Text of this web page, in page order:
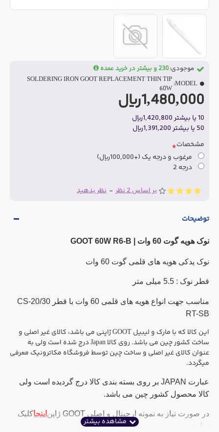
بر اساس 2 نظر - نظر بدهید
1,480,000ریال
10 یا بیشتر 1,420,800ریال
50 یا بیشتر 1,391,200ریال
موجودی: 230 و بیشتر در خرید عمده
MODEL:
SOLDERING IRON GOOT REPLACEMENT THIN TIP
60W
مشخصات
مرغوب و درجه یک (+100,000ریال)
درجه 2
توضیحات
نوک هویه گوت 60 وات | GOOT 60W R6-B
نوک یدکی هویه های قلمی گوت 60 وات
قطر نوک : 5.5 میلی متر
مناسب جهت انواع هویه های قلمی 60 وات با قطر CS-20/30
RT-SB
این کالا که با مارک و لیبیل GOOT ژاپنی می باشد، کالای غیر اصلی و
ساخت کشور چین می باشد. روی کالا Japan درج شده است ولی به
عنوان کالای غیر اصلی و ساخت چین توسط فروشگاه مکاترونیک معرفی
میگردد.
عبارت JAPAN بر روی بسته بندی کالا درج گردیده است ولی
کالا محصول کشور چین می باشد.
در صورت نیاز به نمونه ارجینال و اصلی GOOT ژاپن اینجاکلیک
نمایید